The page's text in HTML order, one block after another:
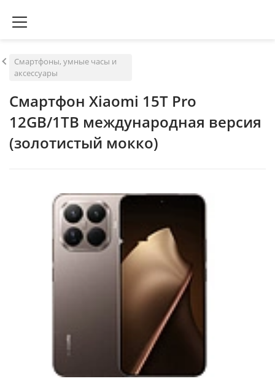
Смартфоны, умные часы и
аксессуары
Смартфон Xiaomi 15T Pro
12GB/1TB международная версия
(золотистый мокко)